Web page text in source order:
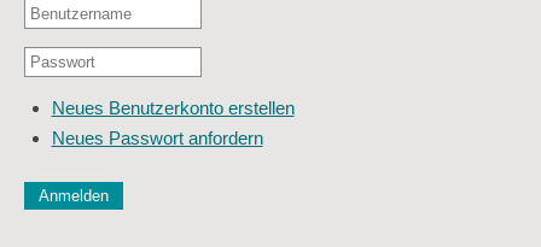
Benutzername
E-
Adresse
Passwort
Neues Benutzerkonto erstellen
Neues Passwort anfordern
Diese Sicherheitsfrage überprüft, ob Sie ein menschlicher